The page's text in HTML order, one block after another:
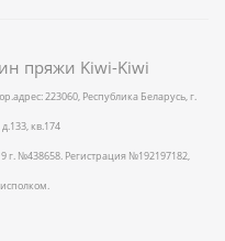
пряжи Kiwi-Kiwi
223060, Республика Беларусь, г.
кв.174
г. №438658. Регистрация №192197182,